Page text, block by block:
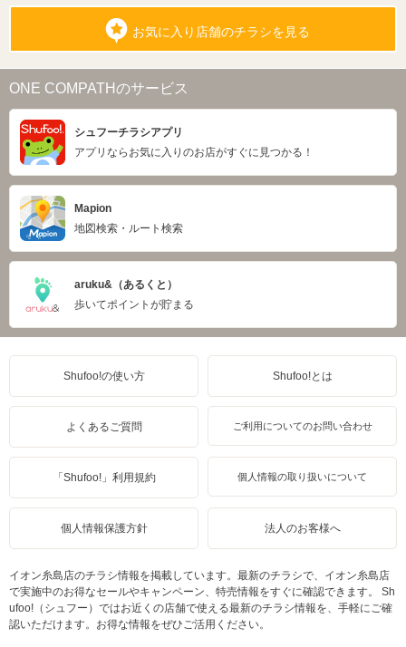
お気に入り店舗のチラシを見る
ONE COMPATHのサービス
シュフーチラシアプリ
アプリならお気に入りのお店がすぐに見つかる！
Mapion
地図検索・ルート検索
aruku&（あるくと）
歩いてポイントが貯まる
Shufoo!の使い方 Shufoo!とは
よくあるご質問 ご利用についてのお問い合わせ
「Shufoo!」利用規約 個人情報の取り扱いについて
個人情報保護方針 法人のお客様へ
イオン糸島店のチラシ情報を掲載しています。最新のチラシで、イオン糸島店
で実施中のお得なセールやキャンペーン、特売情報をすぐに確認できます。 Sh
ufoo!（シュフー）ではお近くの店舗で使える最新のチラシ情報を、手軽にご確
認いただけます。お得な情報をぜひご活用ください。